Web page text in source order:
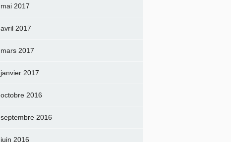
mai 2017
avril 2017
mars 2017
janvier 2017
octobre 2016
septembre 2016
juin 2016